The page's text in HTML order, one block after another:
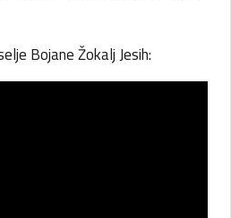
Bojane Žokalj Jesih: